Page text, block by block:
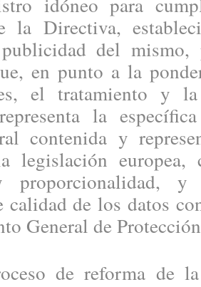
la Directiva,
del mismo,
en punto a la
el tratamiento y
la
contenida y
legislación
proporcionalidad,
de los datos
General de
de reforma de la